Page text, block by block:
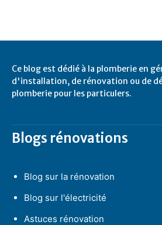
Ce blog est dédié à la plomberie en
d'installation, de rénovation ou de
plomberie pour les particulers.
Blogs rénovations
Blog sur la rénovation
Blog sur l'électricité
Astuces rénovation